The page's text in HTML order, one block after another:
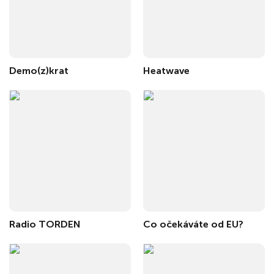
Demo(z)krat Heatwave
Radio TORDEN Co očekáváte od EU?